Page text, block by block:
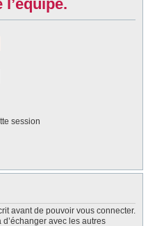
session
avant de pouvoir vous connecter.
d’échanger avec les autres